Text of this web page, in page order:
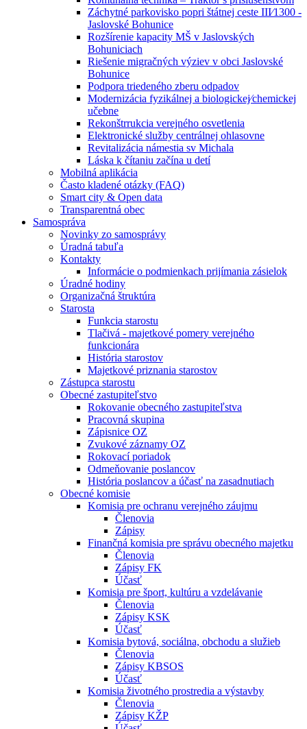
Záchytné parkovisko popri štátnej ceste III⁄1300 -
Jaslovské Bohunice
Rozšírenie kapacity MŠ v Jaslovských
Bohuniciach
Riešenie migračných výziev v obci Jaslovské
Bohunice
Podpora triedeného zberu odpadov
Modernizácia fyzikálnej a biologickej⁄chemickej
učebne
Rekonštrrukcia verejného osvetlenia
Elektronické služby centrálnej ohlasovne
Revitalizácia námestia sv Michala
Láska k čítaniu začína u detí
Mobilná aplikácia
Často kladené otázky (FAQ)
Smart city & Open data
Transparentná obec
Samospráva
Novinky zo samosprávy
Úradná tabuľa
Kontakty
Informácie o podmienkach prijímania zásielok
Úradné hodiny
Organizačná štruktúra
Starosta
Funkcia starostu
Tlačivá - majetkové pomery verejného
funkcionára
História starostov
Majetkové priznania starostov
Zástupca starostu
Obecné zastupiteľstvo
Rokovanie obecného zastupiteľstva
Pracovná skupina
Zápisnice OZ
Zvukové záznamy OZ
Rokovací poriadok
Odmeňovanie poslancov
História poslancov a účasť na zasadnutiach
Obecné komisie
Komisia pre ochranu verejného záujmu
Členovia
Zápisy
Finančná komisia pre správu obecného majetku
Členovia
Zápisy FK
Účasť
Komisia pre šport, kultúru a vzdelávanie
Členovia
Zápisy KSK
Účasť
Komisia bytová, sociálna, obchodu a služieb
Členovia
Zápisy KBSOS
Účasť
Komisia životného prostredia a výstavby
Členovia
Zápisy KŽP